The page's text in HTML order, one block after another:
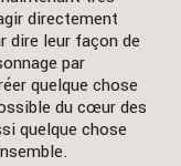
directement
dire leur façon de
par
quelque chose
du cœur des
quelque chose